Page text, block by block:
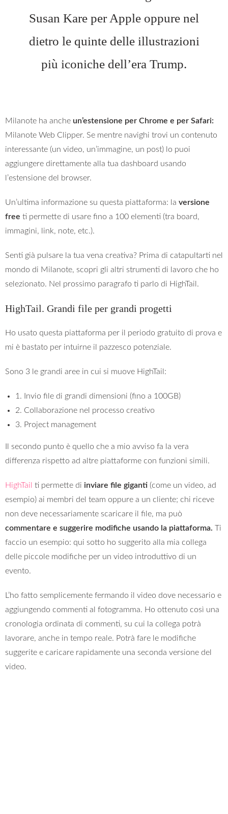
Susan Kare per Apple oppure nel
dietro le quinte delle illustrazioni
più iconiche dell’era Trump.
Milanote ha anche un’estensione per Chrome e per Safari:
Milanote Web Clipper. Se mentre navighi trovi un contenuto
interessante (un video, un’immagine, un post) lo puoi
aggiungere direttamente alla tua dashboard usando
l’estensione del browser.
Un’ultima informazione su questa piattaforma: la versione
free ti permette di usare fino a 100 elementi (tra board,
immagini, link, note, etc.).
Senti già pulsare la tua vena creativa? Prima di catapultarti nel
mondo di Milanote, scopri gli altri strumenti di lavoro che ho
selezionato. Nel prossimo paragrafo ti parlo di HighTail.
HighTail. Grandi file per grandi progetti
Ho usato questa piattaforma per il periodo gratuito di prova e
mi è bastato per intuirne il pazzesco potenziale.
Sono 3 le grandi aree in cui si muove HighTail:
1. Invio file di grandi dimensioni (fino a 100GB)
2. Collaborazione nel processo creativo
3. Project management
Il secondo punto è quello che a mio avviso fa la vera
differenza rispetto ad altre piattaforme con funzioni simili.
HighTail ti permette di inviare file giganti (come un video, ad
esempio) ai membri del team oppure a un cliente; chi riceve
non deve necessariamente scaricare il file, ma può
commentare e suggerire modifiche usando la piattaforma. Ti
faccio un esempio: qui sotto ho suggerito alla mia collega
delle piccole modifiche per un video introduttivo di un
evento.
L’ho fatto semplicemente fermando il video dove necessario e
aggiungendo commenti al fotogramma. Ho ottenuto così una
cronologia ordinata di commenti, su cui la collega potrà
lavorare, anche in tempo reale. Potrà fare le modifiche
suggerite e caricare rapidamente una seconda versione del
video.